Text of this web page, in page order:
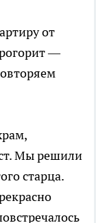
от
—
Мы решили
старца.